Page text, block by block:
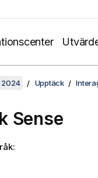
2024 Upptäck
Sense